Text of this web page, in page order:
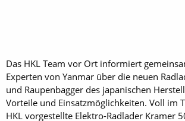
Das HKL Team vor Ort informiert
Experten von Yanmar über die neuen
und Raupenbagger des japanischen
Vorteile und Einsatzmöglichkeiten. Voll im
HKL vorgestellte Elektro-Radlader Kramer